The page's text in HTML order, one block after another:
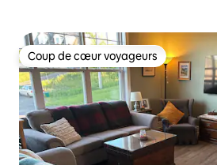
Coup de cœur voyageurs
Coup de cœur voyageurs